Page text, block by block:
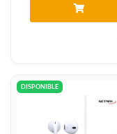
DISPONIBLE